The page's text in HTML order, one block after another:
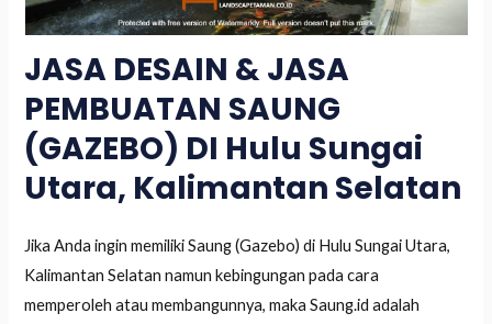
JASA DESAIN & JASA
PEMBUATAN SAUNG
(GAZEBO) DI Hulu Sungai
Utara, Kalimantan Selatan
Jika Anda ingin memiliki Saung (Gazebo) di Hulu Sungai Utara,
Kalimantan Selatan namun kebingungan pada cara
memperoleh atau membangunnya, maka Saung.id adalah